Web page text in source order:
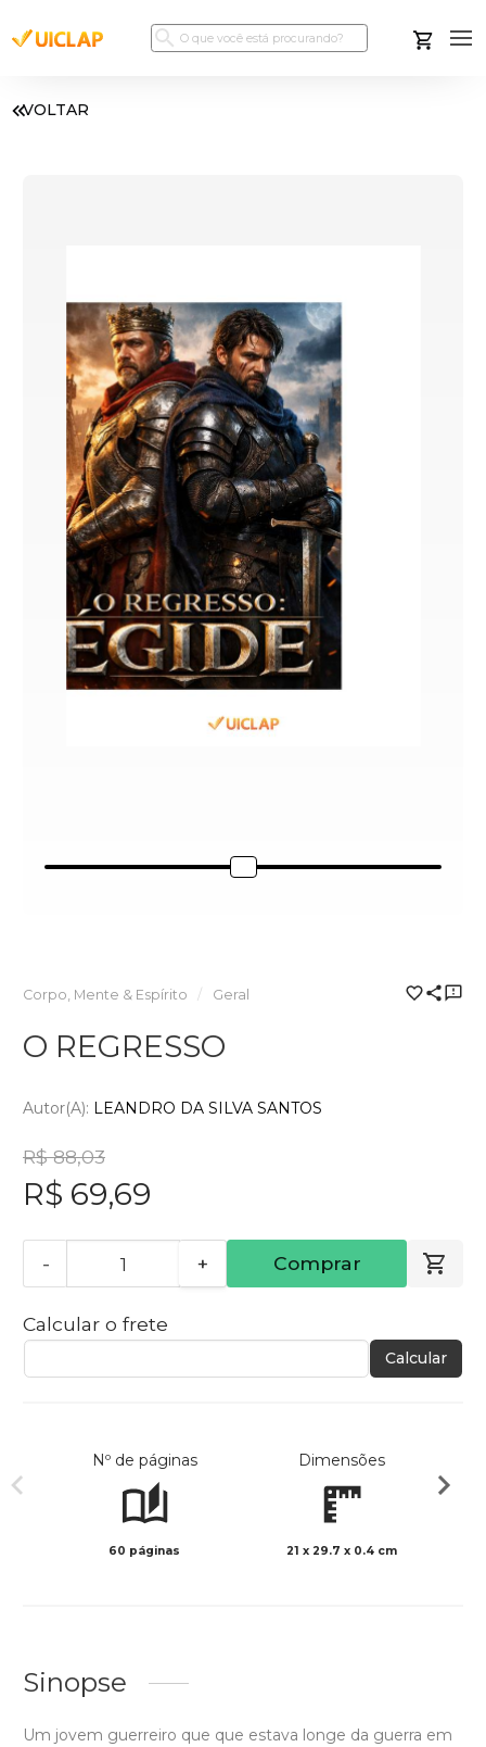
VOLTAR
Corpo, Mente & Espírito Geral
O REGRESSO
Autor(a): LEANDRO DA SILVA SANTOS
R$ 88,03
R$ 69,69
- + Comprar
Calcular o frete
Calcular
Nº de páginas
60 páginas
Dimensões
21 x 29.7 x 0.4 cm
Sinopse
Um jovem guerreiro que que estava longe da guerra em